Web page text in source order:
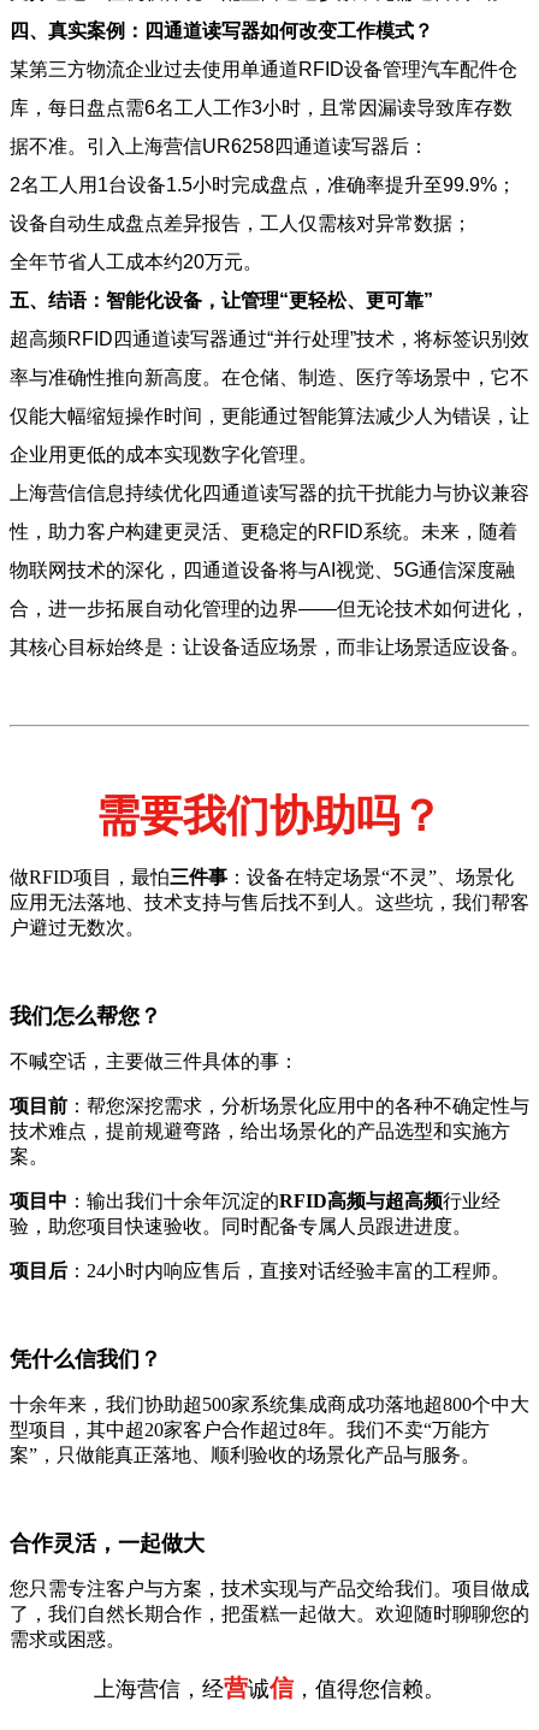
四、真实案例：四通道读写器如何改变工作模式？
某第三方物流企业过去使用单通道RFID设备管理汽车配件仓
库，每日盘点需6名工人工作3小时，且常因漏读导致库存数
据不准。引入上海营信UR6258四通道读写器后：
2名工人用1台设备1.5小时完成盘点，准确率提升至99.9%；
设备自动生成盘点差异报告，工人仅需核对异常数据；
全年节省人工成本约20万元。
五、结语：智能化设备，让管理“更轻松、更可靠”
超高频RFID四通道读写器通过“并行处理”技术，将标签识别效
率与准确性推向新高度。在仓储、制造、医疗等场景中，它不
仅能大幅缩短操作时间，更能通过智能算法减少人为错误，让
企业用更低的成本实现数字化管理。
上海营信信息持续优化四通道读写器的抗干扰能力与协议兼容
性，助力客户构建更灵活、更稳定的RFID系统。未来，随着
物联网技术的深化，四通道设备将与AI视觉、5G通信深度融
合，进一步拓展自动化管理的边界——但无论技术如何进化，
其核心目标始终是：让设备适应场景，而非让场景适应设备。
需要我们协助吗？
做RFID项目，最怕三件事 ：设备在特定场景“不灵”、场景化
应用无法落地、技术支持与售后找不到人。这些坑，我们帮客
户避过无数次。
我们怎么帮您？
不喊空话，主要做三件具体的事：
项目前 ：帮您深挖需求，分析场景化应用中的各种不确定性与
技术难点，提前规避弯路，给出场景化的产品选型和实施方
案。
项目中 ：输出我们十余年沉淀的RFID高频与超高频行业经
验，助您项目快速验收。同时配备专属人员跟进进度。
项目后 ：24小时内响应售后，直接对话经验丰富的工程师。
凭什么信我们？
十余年来，我们协助超500家系统集成商成功落地超800个中大
型项目，其中超20家客户合作超过8年。我们不卖“万能方
案”，只做能真正落地、顺利验收的场景化产品与服务。
合作灵活，一起做大
您只需专注客户与方案，技术实现与产品交给我们。项目做成
了，我们自然长期合作，把蛋糕一起做大。欢迎随时聊聊您的
需求或困惑。
上海营信，经营诚信，值得您信赖。